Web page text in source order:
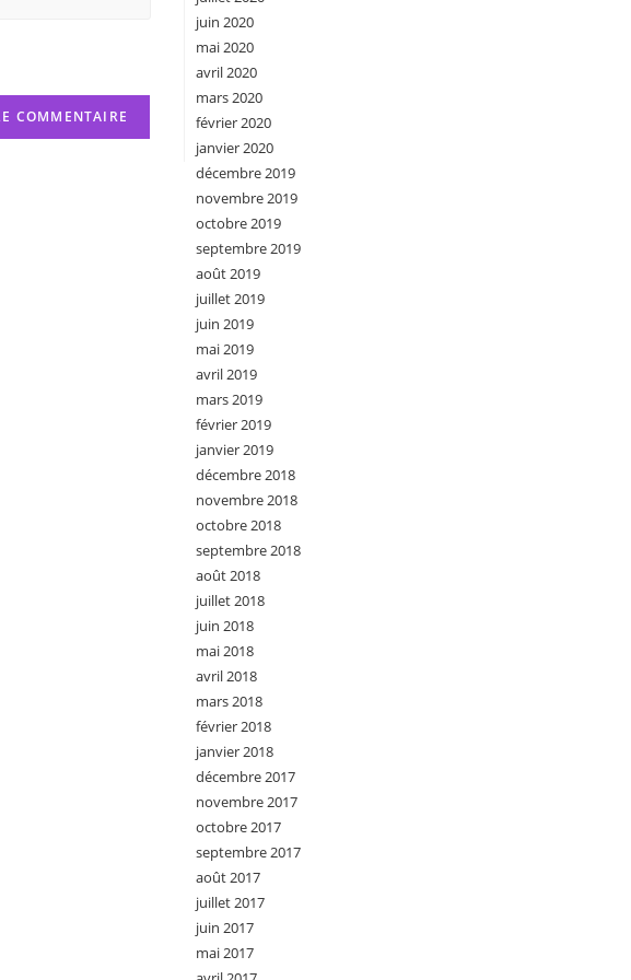
juin 2020
mai 2020
avril 2020
mars 2020
février 2020
janvier 2020
décembre 2019
novembre 2019
octobre 2019
septembre 2019
août 2019
juillet 2019
juin 2019
mai 2019
avril 2019
mars 2019
février 2019
janvier 2019
décembre 2018
novembre 2018
octobre 2018
septembre 2018
août 2018
juillet 2018
juin 2018
mai 2018
avril 2018
mars 2018
février 2018
janvier 2018
décembre 2017
novembre 2017
octobre 2017
septembre 2017
août 2017
juillet 2017
juin 2017
mai 2017